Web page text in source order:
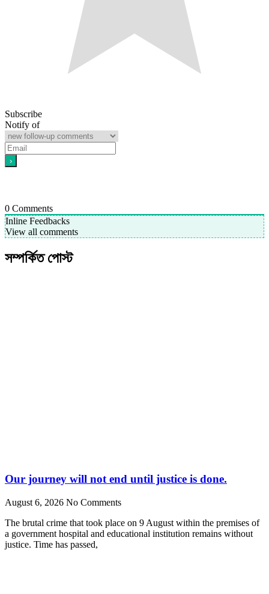
Subscribe
Notify of
0 Comments
Inline Feedbacks
View all comments
সম্পর্কিত পোস্ট
Our journey will not end until justice is done.
August 6, 2026 No Comments
The brutal crime that took place on 9 August within the premises of
a government hospital and educational institution remains without
justice. Time has passed,